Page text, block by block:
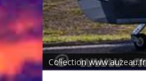
Collection www.auzeau.fr